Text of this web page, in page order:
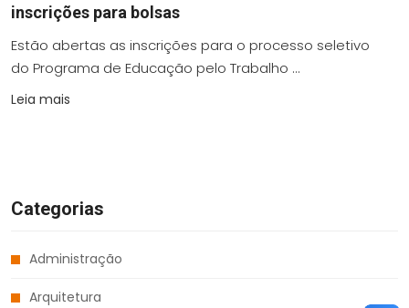
inscrições para bolsas
Estão abertas as inscrições para o processo seletivo
do Programa de Educação pelo Trabalho ...
Leia mais
Categorias
Administração
Arquitetura